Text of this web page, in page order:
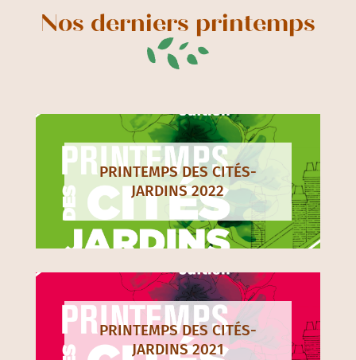
Nos derniers printemps
PRINTEMPS DES CITÉS-
JARDINS 2022
PRINTEMPS DES CITÉS-
JARDINS 2021